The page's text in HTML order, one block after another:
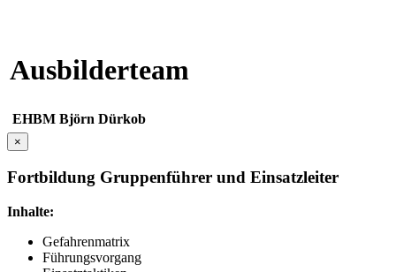
Ausbilderteam
EHBM Björn Dürkob
×
Fortbildung Gruppenführer und Einsatzleiter
Inhalte:
Gefahrenmatrix
Führungsvorgang